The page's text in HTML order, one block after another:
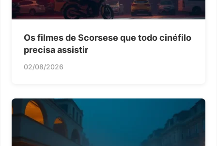
Os filmes de Scorsese que todo cinéfilo
precisa assistir
02/08/2026